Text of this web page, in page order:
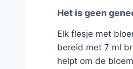
Het is geen
Elk flesje met
bereid met 7 ml
helpt om de